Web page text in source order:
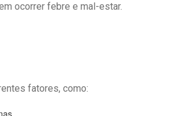
ocorrer febre e mal-estar.
fatores, como: